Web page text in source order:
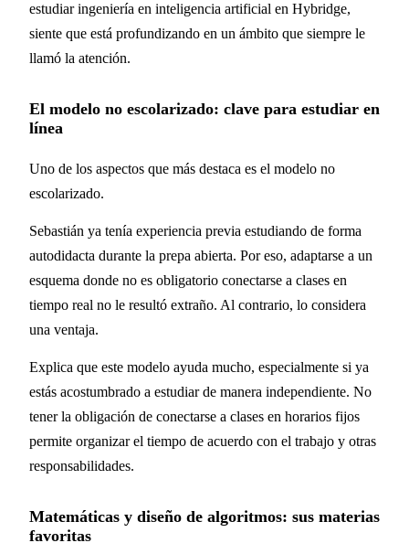
estudiar ingeniería en inteligencia artificial en Hybridge,
siente que está profundizando en un ámbito que siempre le
llamó la atención.
El modelo no escolarizado: clave para estudiar en
línea
Uno de los aspectos que más destaca es el modelo no
escolarizado.
Sebastián ya tenía experiencia previa estudiando de forma
autodidacta durante la prepa abierta. Por eso, adaptarse a un
esquema donde no es obligatorio conectarse a clases en
tiempo real no le resultó extraño. Al contrario, lo considera
una ventaja.
Explica que este modelo ayuda mucho, especialmente si ya
estás acostumbrado a estudiar de manera independiente. No
tener la obligación de conectarse a clases en horarios fijos
permite organizar el tiempo de acuerdo con el trabajo y otras
responsabilidades.
Matemáticas y diseño de algoritmos: sus materias
favoritas